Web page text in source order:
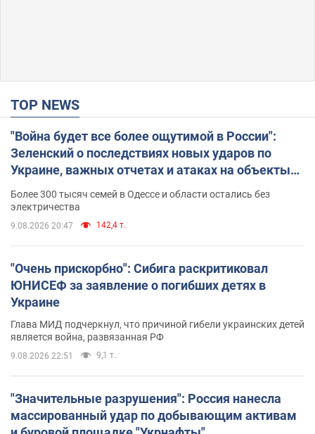
TOP NEWS
"Война будет все более ощутимой в России":
Зеленский о последствиях новых ударов по
Украине, важных отчетах и атаках на объекты
противника. Видео
Более 300 тысяч семей в Одессе и области остались без
электричества
9.08.2026 20:47 142,4 т.
"Очень прискорбно": Сибига раскритиковал
ЮНИСЕФ за заявление о погибших детях в
Украине
Глава МИД подчеркнул, что причиной гибели украинских детей
является война, развязанная РФ
9.08.2026 22:51 9,1 т.
"Значительные разрушения": Россия нанесла
массированный удар по добывающим активам